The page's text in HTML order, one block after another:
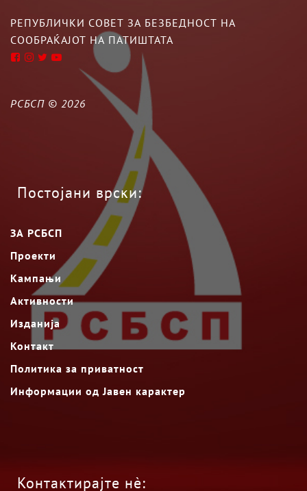
РЕПУБЛИЧКИ СОВЕТ ЗА БЕЗБЕДНОСТ НА
СООБРАЌАЈОТ НА ПАТИШТАТА
РСБСП © 2026
Постојани врски:
ЗА РСБСП
Проекти
Кампањи
Активности
Изданија
Контакт
Политика за приватност
Информации од Јавен карактер
Контактирајте нè: